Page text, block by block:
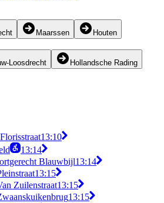
Maarssen Houten
Loosdrecht Hollandsche Rading
13:10
13:14
Blauwbijl13:14
13:15
Zuilenstraat13:15
13:15